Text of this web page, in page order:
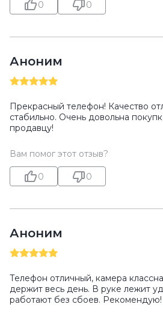
0 0
Аноним
Прекрасный телефон! Качество
стабильно. Очень довольна
продавцу!
Вам помог этот отзыв?
0 0
Аноним
Телефон отличный, камера
держит весь день. В руке лежит
работают без сбоев. Рекомендую!